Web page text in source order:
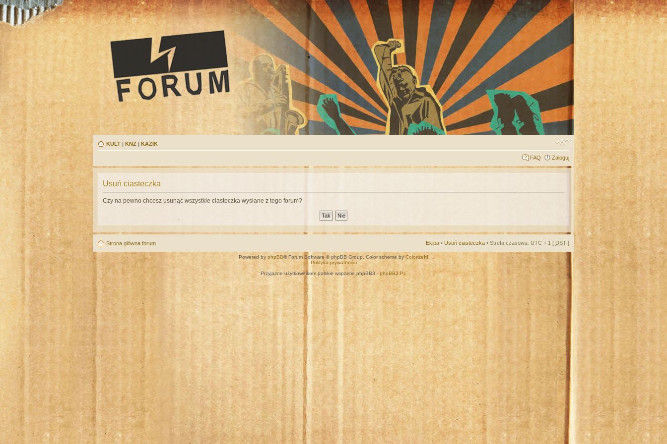
KULT | KNŻ | KAZIK
FAQ Zaloguj
Usuń ciasteczka
Czy na pewno chcesz usunąć wszystkie ciasteczka wysłane z tego forum?
Strona główna forum Ekipa • Usuń ciasteczka • Strefa czasowa: UTC + 1 [ DST ]
Powered by phpBB® Forum Software © phpBB Group. Color scheme byColorizeIt!
Polityka prywatności
Przyjazne użytkownikom polskie wsparcie phpBB3 -phpBB3.PL